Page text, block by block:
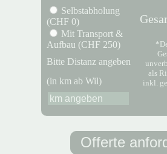
Selbstabholung
(CHF 0)
Mit Transport &
Aufbau (CHF 250)
Bitte Distanz angeben
(in km ab Wil)
als
inkl.
Offerte